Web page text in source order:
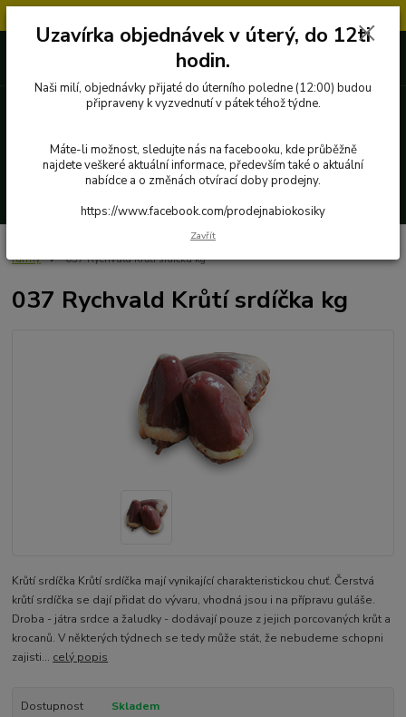
727 862 655, 737 283 505
Ryby, maso a masné výrobky
farmy
037 Rychvald Krůtí srdíčka kg
037 Rychvald Krůtí srdíčka kg
Krůtí srdíčka Krůtí srdíčka mají vynikající charakteristickou chuť. Čerstvá
krůtí srdíčka se dají přidat do vývaru, vhodná jsou i na přípravu guláše.
Droba - játra srdce a žaludky - dodávají pouze z jejich porcovaných krůt a
krocanů. V některých týdnech se tedy může stát, že nebudeme schopni
zajisti... celý popis
Dostupnost Skladem
Uzavírka objednávek v úterý, do 12ti
hodin.
Naši milí, objednávky přijaté do úterního poledne (12:00) budou
připraveny k vyzvednutí v pátek téhož týdne.
Máte-li možnost, sledujte nás na facebooku, kde průběžně
najdete veškeré aktuální informace, především také o aktuální
nabídce a o změnách otvírací doby prodejny.
https://www.facebook.com/prodejnabiokosiky
Zavřít